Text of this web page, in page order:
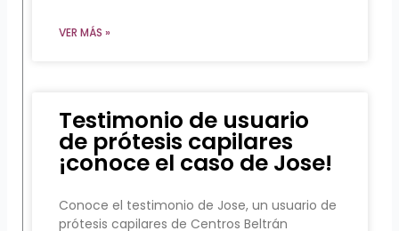
VER MÁS »
Testimonio de usuario
de prótesis capilares
¡conoce el caso de Jose!
Conoce el testimonio de Jose, un usuario de
prótesis capilares de Centros Beltrán